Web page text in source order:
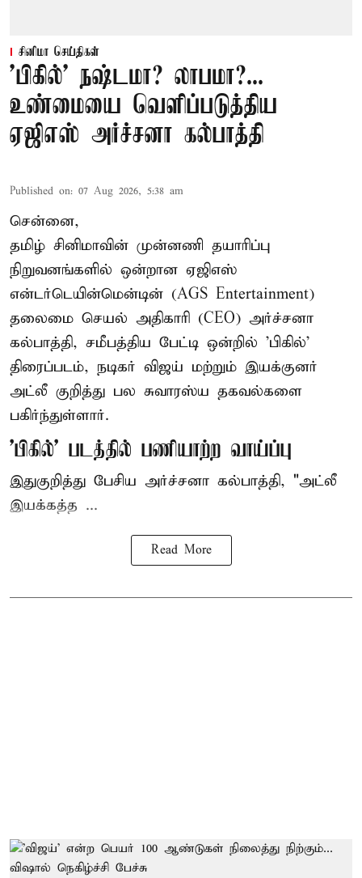
சினிமா செய்திகள்
'பிகில்' நஷ்டமா? லாபமா?...
உண்மையை வெளிப்படுத்திய
ஏஜிஎஸ் அர்ச்சனா கல்பாத்தி
Published on: 07 Aug 2026, 5:38 am
சென்னை,
தமிழ் சினிமாவின் முன்னணி தயாரிப்பு
நிறுவனங்களில் ஒன்றான ஏஜிஎஸ்
என்டர்டெயின்மென்டின் (AGS Entertainment)
தலைமை செயல் அதிகாரி (CEO) அர்ச்சனா
கல்பாத்தி, சமீபத்திய பேட்டி ஒன்றில் 'பிகில்'
திரைப்படம், நடிகர் விஜய் மற்றும் இயக்குனர்
அட்லீ குறித்து பல சுவாரஸ்ய தகவல்களை
பகிர்ந்துள்ளார்.
'பிகில்' படத்தில் பணியாற்ற வாய்ப்பு
இதுகுறித்து பேசிய அர்ச்சனா கல்பாத்தி, "அட்லீ
இயக்கத்த ...
Read More